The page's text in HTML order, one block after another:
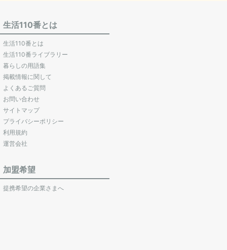
生活110番とは
生活110番とは
生活110番ライブラリー
暮らしの用語集
掲載情報に関して
よくあるご質問
お問い合わせ
サイトマップ
プライバシーポリシー
利用規約
運営会社
加盟希望
提携希望の企業さまへ